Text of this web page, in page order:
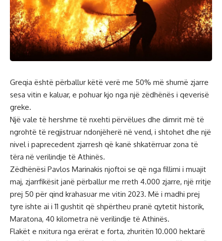
Greqia është përballur këtë verë me 50% më shumë zjarre
sesa vitin e kaluar, e pohuar kjo nga një zëdhënës i qeverisë
greke.
Një vale të hershme të nxehti përvëlues dhe dimrit më të
ngrohtë të regjistruar ndonjëherë në vend, i shtohet dhe një
nivel i paprecedent zjarresh që kanë shkatërruar zona të
tëra në verilindje të Athinës.
Zëdhënësi Pavlos Marinakis njoftoi se që nga fillimi i muajit
maj, zjarrfikësit janë përballur me rreth 4.000 zjarre, një rritje
prej 50 për qind krahasuar me vitin 2023. Më i madhi prej
tyre ishte ai i 11 gushtit që shpërtheu pranë qytetit historik,
Maratona, 40 kilometra në verilindje të Athinës.
Flakët e nxitura nga erërat e forta, zhuritën 10.000 hektarë